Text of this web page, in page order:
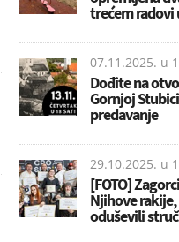
trećem radovi
07.11.2025. u
Dođite na
Gornjoj
predavanje
29.10.2025. u
[FOTO]
Njihove
oduševili